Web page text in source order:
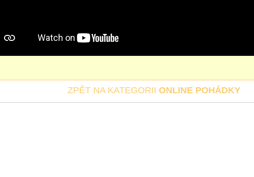
ZPĚT NA KATEGORII ONLINE POHÁDKY